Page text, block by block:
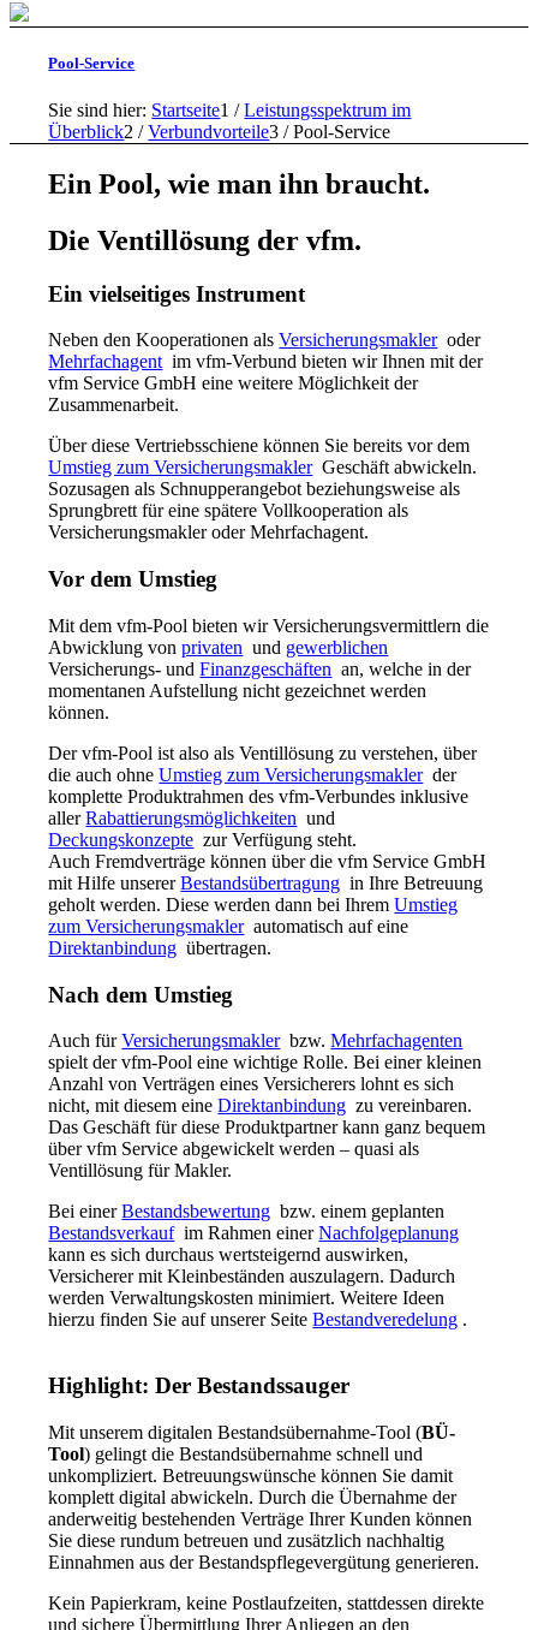
Pool-Service
Sie sind hier: Startseite1 / Leistungsspektrum im
Überblick2 / Verbundvorteile3 / Pool-Service
Ein Pool, wie man ihn braucht.
Die Ventillösung der vfm.
Ein vielseitiges Instrument
Neben den Kooperationen alsVersicherungsmakler oder
Mehrfachagent im vfm-Verbund bieten wir Ihnen mit der
vfm Service GmbH eine weitere Möglichkeit der
Zusammenarbeit.
Über diese Vertriebsschiene können Sie bereits vor dem
Umstieg zum Versicherungsmakler Geschäft abwickeln.
Sozusagen als Schnupperangebot beziehungsweise als
Sprungbrett für eine spätere Vollkooperation als
Versicherungsmakler oder Mehrfachagent.
Vor dem Umstieg
Mit dem vfm-Pool bieten wir Versicherungsvermittlern die
Abwicklung vonprivaten und gewerblichen
Versicherungs- undFinanzgeschäften an, welche in der
momentanen Aufstellung nicht gezeichnet werden
können.
Der vfm-Pool ist also als Ventillösung zu verstehen, über
die auch ohneUmstieg zum Versicherungsmakler der
komplette Produktrahmen des vfm-Verbundes inklusive
allerRabattierungsmöglichkeiten und
Deckungskonzepte zur Verfügung steht.
Auch Fremdverträge können über die vfm Service GmbH
mit Hilfe unsererBestandsübertragung in Ihre Betreuung
geholt werden. Diese werden dann bei IhremUmstieg
zum Versicherungsmakler automatisch auf eine
Direktanbindung übertragen.
Nach dem Umstieg
Auch fürVersicherungsmakler bzw.Mehrfachagenten
spielt der vfm-Pool eine wichtige Rolle. Bei einer kleinen
Anzahl von Verträgen eines Versicherers lohnt es sich
nicht, mit diesem eineDirektanbindung zu vereinbaren.
Das Geschäft für diese Produktpartner kann ganz bequem
über vfm Service abgewickelt werden – quasi als
Ventillösung für Makler.
Bei einerBestandsbewertung bzw. einem geplanten
Bestandsverkauf im Rahmen einerNachfolgeplanung
kann es sich durchaus wertsteigernd auswirken,
Versicherer mit Kleinbeständen auszulagern. Dadurch
werden Verwaltungskosten minimiert. Weitere Ideen
hierzu finden Sie auf unserer SeiteBestandveredelung .
Highlight: Der Bestandssauger
Mit unserem digitalen Bestandsübernahme-Tool (BÜ-
Tool) gelingt die Bestandsübernahme schnell und
unkompliziert. Betreuungswünsche können Sie damit
komplett digital abwickeln. Durch die Übernahme der
anderweitig bestehenden Verträge Ihrer Kunden können
Sie diese rundum betreuen und zusätzlich nachhaltig
Einnahmen aus der Bestandspflegevergütung generieren.
Kein Papierkram, keine Postlaufzeiten, stattdessen direkte
und sichere Übermittlung Ihrer Anliegen an den